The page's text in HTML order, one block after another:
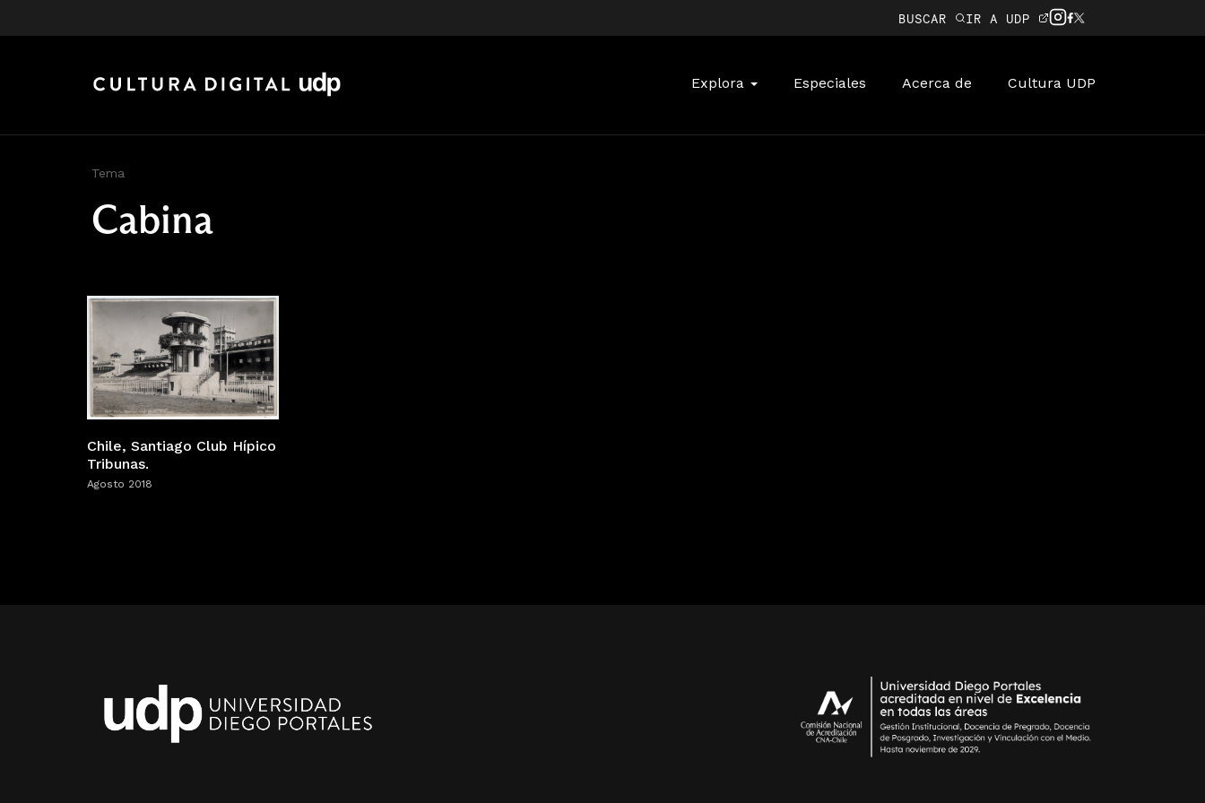
BUSCAR IR A UDP
Explora Especiales Acerca de Cultura UDP
Tema
Cabina
Chile, Santiago Club Hípico
Tribunas.
Agosto 2018